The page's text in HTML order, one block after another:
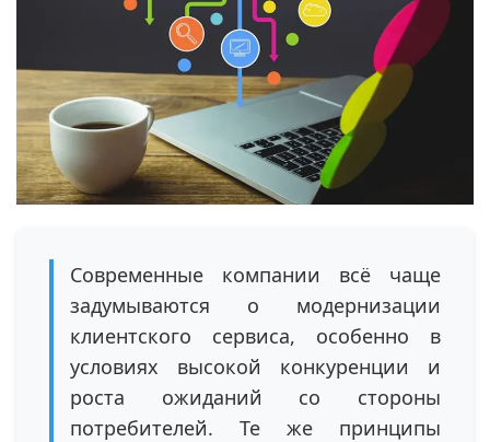
Современные компании всё чаще
задумываются о модернизации
клиентского сервиса, особенно в
условиях высокой конкуренции и
роста ожиданий со стороны
потребителей. Те же принципы